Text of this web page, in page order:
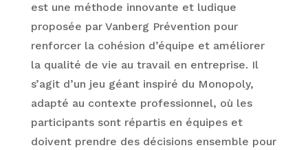
est une méthode innovante et ludique
proposée par Vanberg Prévention pour
renforcer la cohésion d’équipe et améliorer
la qualité de vie au travail en entreprise. Il
s’agit d’un jeu géant inspiré du Monopoly,
adapté au contexte professionnel, où les
participants sont répartis en équipes et
doivent prendre des décisions ensemble pour